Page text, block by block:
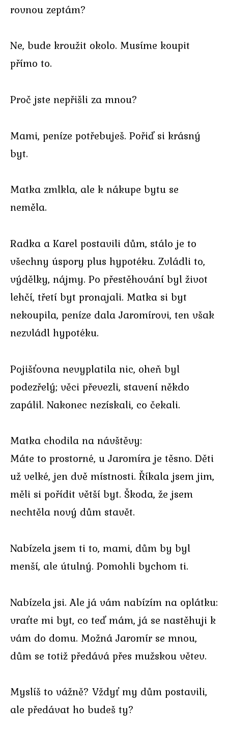
rovnou zeptám?
Ne, bude kroužit okolo. Musíme koupit
přímo to.
Proč jste nepřišli za mnou?
Mami, peníze potřebuješ. Pořiď si krásný
byt.
Matka zmlkla, ale k nákupe bytu se
neměla.
Radka a Karel postavili dům, stálo je to
všechny úspory plus hypotéku. Zvládli to,
výdělky, nájmy. Po přestěhování byl život
lehčí, třetí byt pronajali. Matka si byt
nekoupila, peníze dala Jaromírovi, ten však
nezvládl hypotéku.
Pojišťovna nevyplatila nic, oheň byl
podezřelý; věci převezli, stavení někdo
zapálil. Nakonec nezískali, co čekali.
Matka chodila na návštěvy:
Máte to prostorné, u Jaromíra je těsno. Děti
už velké, jen dvě místnosti. Říkala jsem jim,
měli si pořídit větší byt. Škoda, že jsem
nechtěla nový dům stavět.
Nabízela jsem ti to, mami, dům by byl
menší, ale útulný. Pomohli bychom ti.
Nabízela jsi. Ale já vám nabízím na oplátku:
vraťte mi byt, co teď mám, já se nastěhuji k
vám do domu. Možná Jaromír se mnou,
dům se totiž předává přes mužskou větev.
Myslíš to vážně? Vždyť my dům postavili,
ale předávat ho budeš ty?